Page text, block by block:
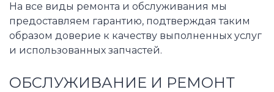
На все виды ремонта и обслуживания мы
предоставляем гарантию, подтверждая таким
образом доверие к качеству выполненных услуг
и использованных запчастей.
ОБСЛУЖИВАНИЕ И РЕМОНТ